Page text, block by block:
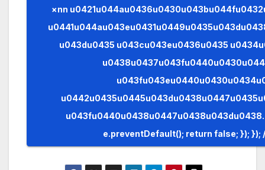
×nn u0421u044au0436u0430u043bu044fu0432u0430u043cu0435,
u043du0435 u043cu043eu0436u0435
u043fu0440u0438u0447u0438u043du0438.